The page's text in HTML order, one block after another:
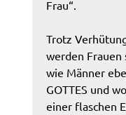
Frau“.
Trotz
werden Frauen
wie Männer
GOTTES und
einer flaschen